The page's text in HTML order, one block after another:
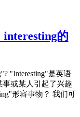
的
"Interesting"是英语
或某人引起了兴趣
形容事物？ 我们可